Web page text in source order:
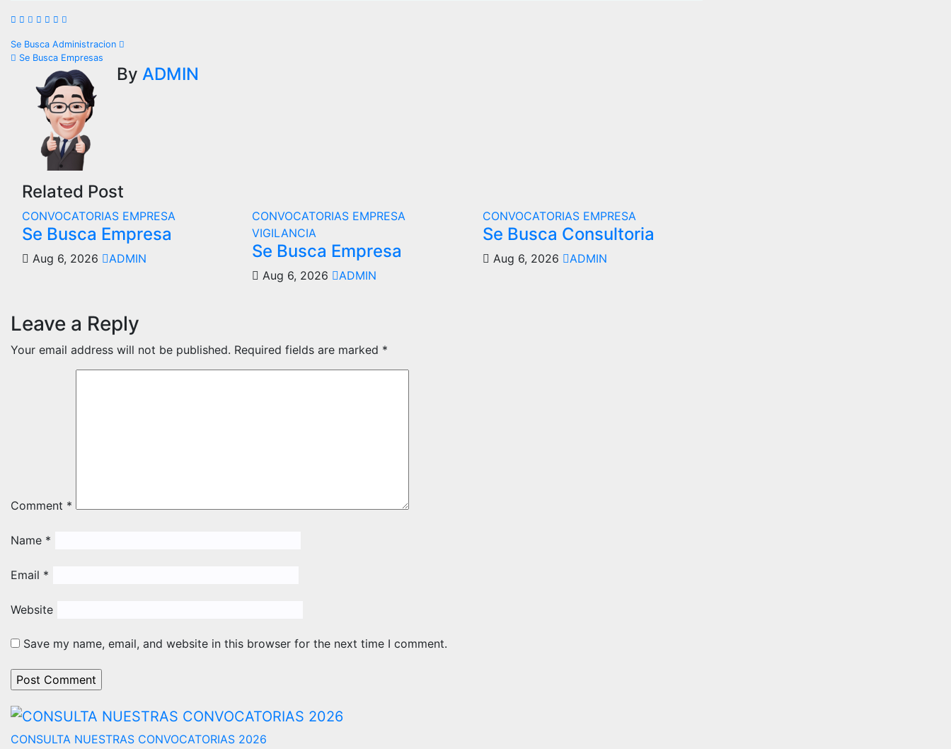
Se Busca Administracion
Se Busca Empresas
By ADMIN
Related Post
CONVOCATORIAS EMPRESA
Se Busca Empresa
Aug 6, 2026 ADMIN
CONVOCATORIAS EMPRESA
VIGILANCIA
Se Busca Empresa
Aug 6, 2026 ADMIN
CONVOCATORIAS EMPRESA
Se Busca Consultoria
Aug 6, 2026 ADMIN
Leave a Reply
Your email address will not be published. Required fields are marked *
Comment *
Name *
Email *
Website
Save my name, email, and website in this browser for the next time I comment.
CONSULTA NUESTRAS CONVOCATORIAS 2026